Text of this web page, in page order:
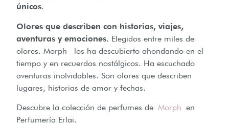
únicos.
Olores que describen con historias, viajes,
aventuras y emociones. Elegidos entre miles de
olores. Morph los ha descubierto ahondando en el
tiempo y en recuerdos nostálgicos. Ha escuchado
aventuras inolvidables. Son olores que describen
lugares, historias de amor y fechas.
Descubre la colección de perfumes de Morph en
Perfumería Erlai.